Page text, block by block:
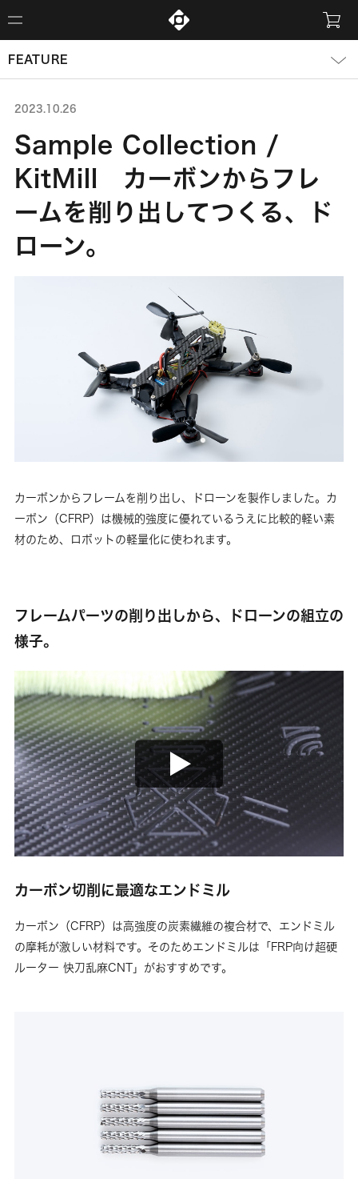
FEATURE
2023.10.26
Sample Collection /
KitMill カーボンからフレ
ームを削り出してつくる、ド
ローン。
カーボンからフレームを削り出し、ドローンを製作しました。カ
ーボン（CFRP）は機械的強度に優れているうえに比較的軽い素
材のため、ロボットの軽量化に使われます。
フレームパーツの削り出しから、ドローンの組立の
様子。
動画で使用した加工機は「KitMill RZ420」ですが、すべての
「KitMill」シリーズでカーボンの加工が可能です。
カーボン切削に最適なエンドミル
カーボン（CFRP）は高強度の炭素繊維の複合材で、エンドミル
の摩耗が激しい材料です。そのためエンドミルは「FRP向け超硬
ルーター 快刀乱麻CNT」がおすすめです。